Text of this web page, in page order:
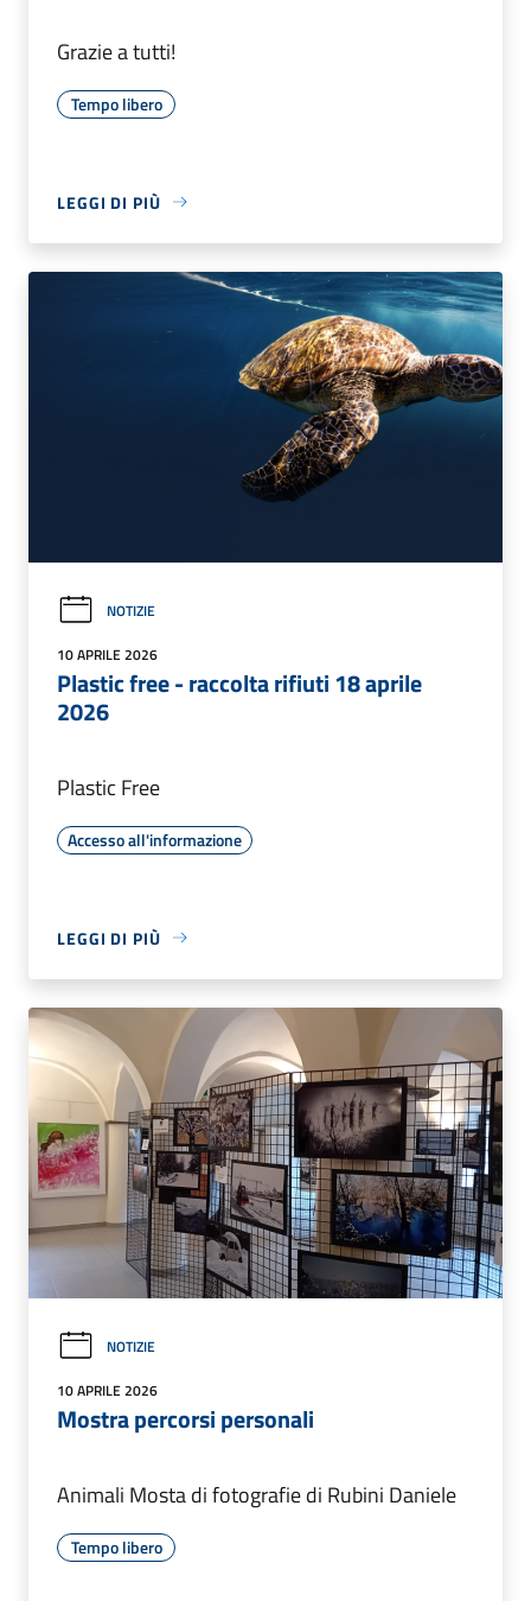
Grazie a tutti!
Tempo libero
LEGGI DI PIÙ
NOTIZIE
10 APRILE 2026
Plastic free - raccolta rifiuti 18 aprile
2026
Plastic Free
Accesso all'informazione
LEGGI DI PIÙ
NOTIZIE
10 APRILE 2026
Mostra percorsi personali
Animali Mosta di fotografie di Rubini Daniele
Tempo libero